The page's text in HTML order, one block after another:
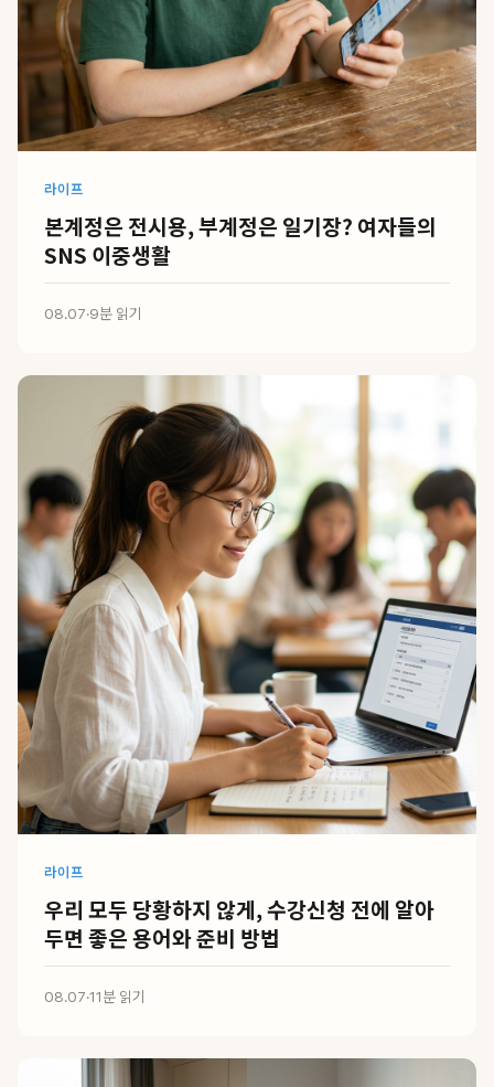
라이프
본계정은 전시용, 부계정은 일기장? 여자들의
SNS 이중생활
08.07·9분 읽기
라이프
우리 모두 당황하지 않게, 수강신청 전에 알아
두면 좋은 용어와 준비 방법
08.07·11분 읽기